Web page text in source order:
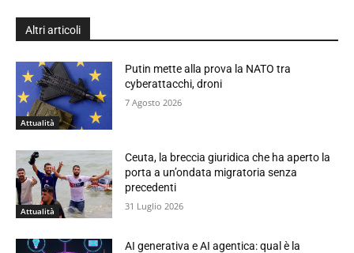
Altri articoli
Attualità
Putin mette alla prova la NATO tra
cyberattacchi, droni
7 Agosto 2026
Attualità
Ceuta, la breccia giuridica che ha aperto la
porta a un’ondata migratoria senza
precedenti
31 Luglio 2026
AI generativa e AI agentica: qual è la